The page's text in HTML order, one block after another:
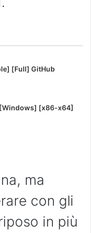
[Full] GitHub
[Windows] [x86-x64]
ma
con gli
in più